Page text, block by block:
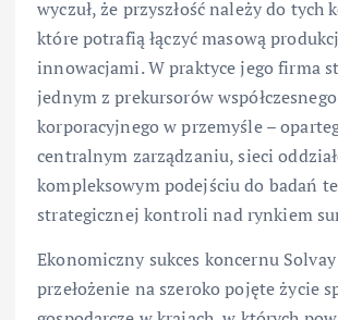
wyczuł, że przyszłość należy do tych
które potrafią łączyć masową
innowacjami. W praktyce jego firma
jednym z prekursorów
korporacyjnego w przemyśle –
centralnym zarządzaniu, sieci
kompleksowym podejściu do badań
strategicznej kontroli nad rynkiem
Ekonomiczny sukces koncernu
przełożenie na szeroko pojęte życie